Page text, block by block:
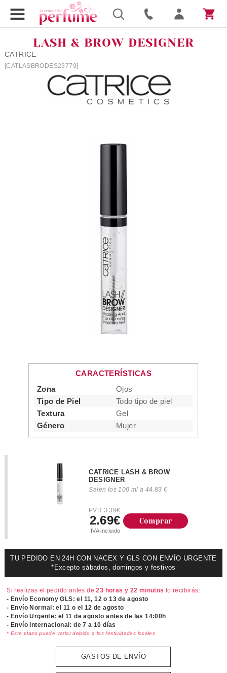
LASH & BROW DESIGNER
CATRICE
[CATLASBRODES23779]
CARACTERÍSTICAS
Zona
Ojos
Tipo de Piel
Todo tipo de piel
Textura
Gel
Género
Mujer
CATRICE LASH & BROW
DESIGNER
Salen los 100 ml a 44.83 €
PVR 3.39€
2.69€
IVA incluido
Comprar
TU PEDIDO EN 24H CON NACEX Y GLS CON ENVÍO URGENTE
*Excepto sábados, domingos y festivos
Si realizas el pedido antes de23 horas y 22 minutos lo recibirás:
- Envío Economy GLS: el 11, 12 o 13 de agosto
- Envío Normal: el 11 o el 12 de agosto
- Envío Urgente: el11 de agosto antes de las 14:00h
- Envío Internacional: de 7 a 10 días
* Este plazo puede variar debido a las festividades locales
GASTOS DE ENVÍO